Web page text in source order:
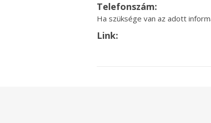
Telefonszám:
Ha szüksége van az adott
Link: